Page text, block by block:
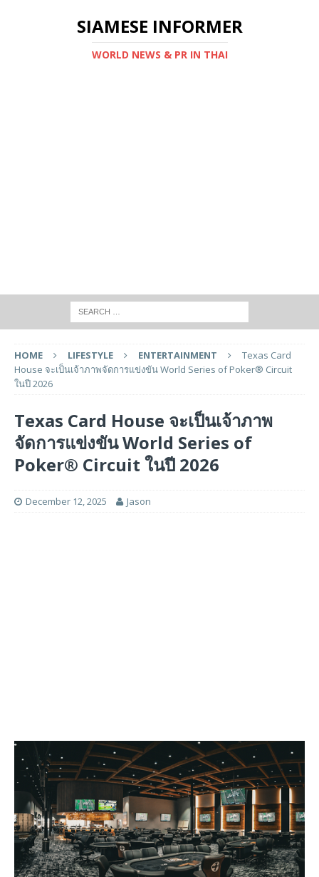
SIAMESE INFORMER
WORLD NEWS & PR IN THAI
HOME LIFESTYLE ENTERTAINMENT
Texas Card
House จะเป็นเจ้าภาพจัดการแข่งขัน World Series of Poker® Circuit
ในปี 2026
Texas Card House จะเป็นเจ้าภาพ
จัดการแข่งขัน World Series of
Poker® Circuit ในปี 2026
December 12, 2025 Jason